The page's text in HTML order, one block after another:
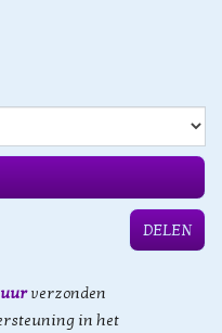
DELEN
verzonden
in het